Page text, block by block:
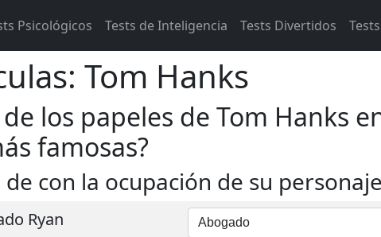
Psicológicos Tests de Inteligencia Tests Divertidos
Tom Hanks
los papeles de Tom Hanks
famosas?
con la ocupación de su
Ryan